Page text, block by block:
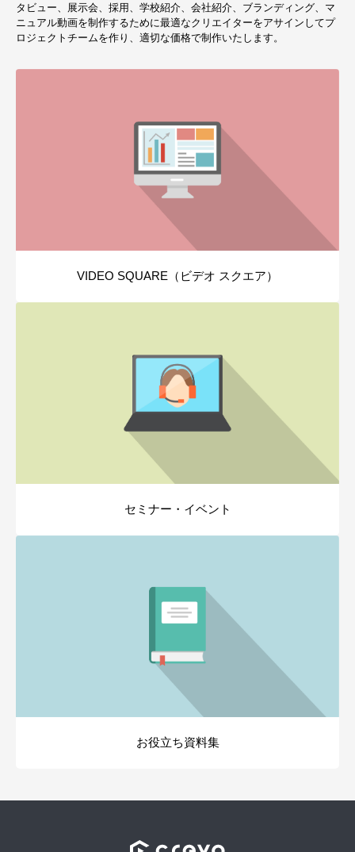
タビュー、展示会、採用、学校紹介、会社紹介、ブランディング、マ
ニュアル動画を制作するために最適なクリエイターをアサインしてプ
ロジェクトチームを作り、適切な価格で制作いたします。
VIDEO SQUARE（ビデオ スクエア）
セミナー・イベント
お役立ち資料集